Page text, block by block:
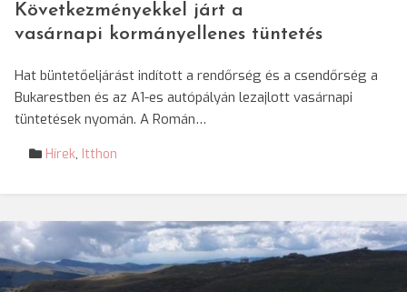
Következményekkel járt a
vasárnapi kormányellenes tüntetés
Hat büntetőeljárást indított a rendőrség és a csendőrség a
Bukarestben és az A1-es autópályán lezajlott vasárnapi
tüntetések nyomán. A Román…
Hírek, Itthon